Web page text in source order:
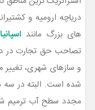
دریاچه ارومیه و
های بزرگ ماننداسپانیا
تصاحب حق تجارت در
و سازهای شهری،
شده است. البته در سه
مجدد سطح آب ترمیم